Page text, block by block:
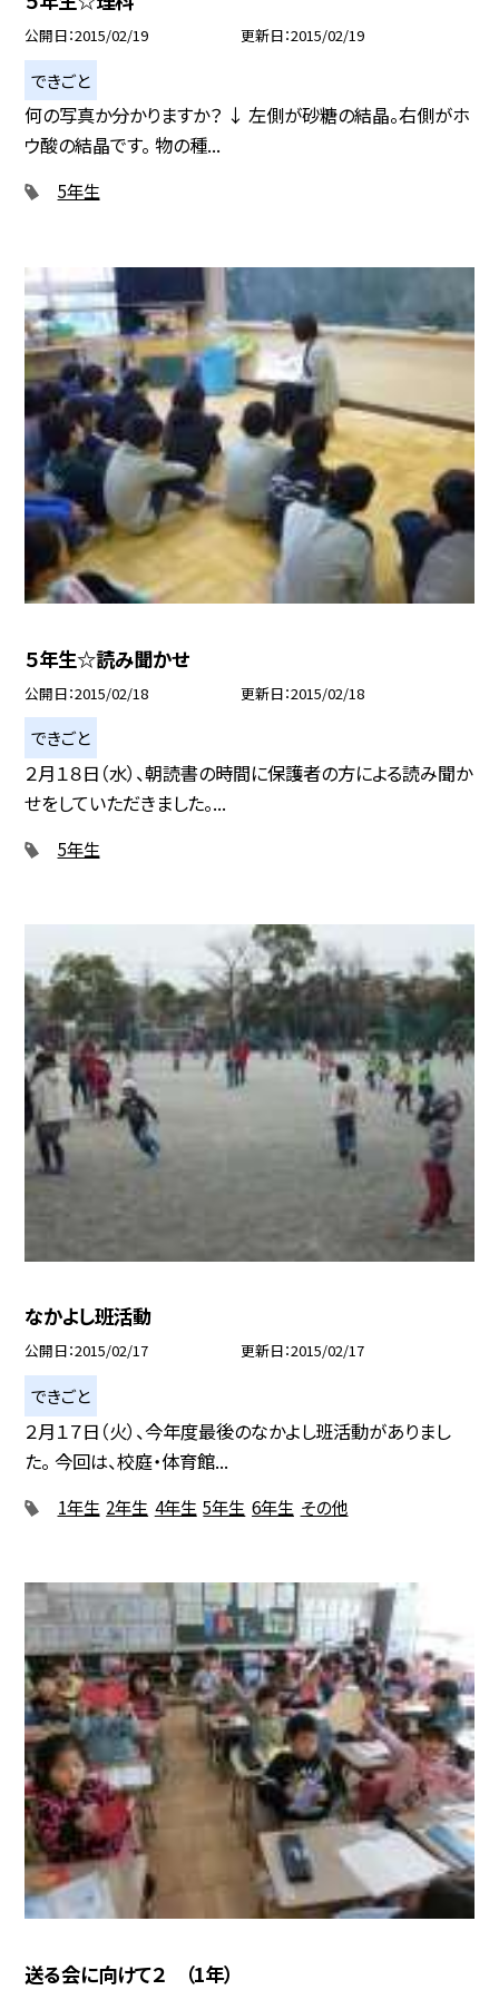
公開日 2015/02/19 更新日 2015/02/19
できごと
何の写真か分かりますか？ ↓ 左側が砂糖の結晶。右側がホ
ウ酸の結晶です。 物の種...
5年生
５年生☆読み聞かせ
公開日 2015/02/18 更新日 2015/02/18
できごと
２月１８日（水）、朝読書の時間に保護者の方による読み聞か
せをしていただきました。...
5年生
なかよし班活動
公開日 2015/02/17 更新日 2015/02/17
できごと
２月１７日（火）、今年度最後のなかよし班活動がありまし
た。 今回は、校庭・体育館...
1年生 2年生 4年生 5年生 6年生 その他
送る会に向けて２ （1年）